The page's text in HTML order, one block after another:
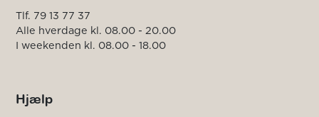
Tlf. 79 13 77 37
Alle hverdage kl. 08.00 - 20.00
I weekenden kl. 08.00 - 18.00
Hjælp